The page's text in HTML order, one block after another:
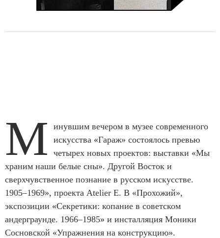
М
инувшим вечером в музее современного
искусства «Гараж» состоялось превью
четырех новых проектов: выставки «Мы
храним наши белые сны». Другой Восток и
сверхчувственное познание в русском искусстве.
1905–1969», проекта Atelier E. B «Прохожий»,
экспозиции «Секретики: копание в советском
андерграунде. 1966–1985» и инсталляция Моники
Сосновской «Упражнения на конструкцию».